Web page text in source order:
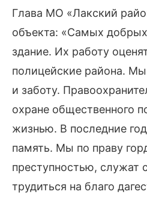
Глава МО «Лакский
объекта: «Самых
здание. Их работу
полицейские района.
и заботу.
охране общественного
жизнью. В последние
память. Мы по праву
преступностью, служат
трудиться на благо